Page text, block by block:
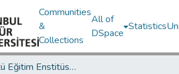
Communities
&
Collections
All of
DSpace
Statistics
Lisansüstü Eğitim Enstitüsü / Postgraduate Education Institute